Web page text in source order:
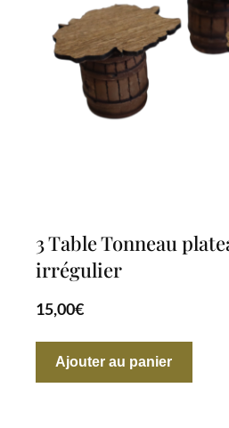
3 Table Tonneau
irrégulier
15,00€
Ajouter au panier